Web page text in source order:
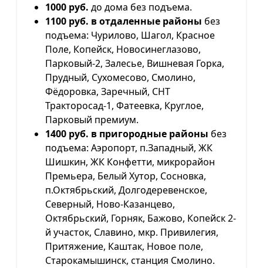
1000 руб. до дома без подъема.
1100 руб. в отдаленные районы без
подъема: Чурилово, Шагол, Красное
Поле, Копейск, Новосинеглазово,
Парковый-2, Залесье, Вишневая Горка,
Прудный, Сухомесово, Смолино,
Фёдоровка, Заречный, СНТ
Тракторосад-1, Фатеевка, Круглое,
Парковый премиум.
1400 руб. в пригородные районы без
подъема: Аэропорт, п.Западный, ЖК
Шишкин, ЖК Конфетти, микрорайон
Премьера, Белый Хутор, Сосновка,
п.Октябрьский, Долгодеревенское,
Северный, Ново-Казанцево,
Октябрьский, Горняк, Бажово, Копейск 2-
й участок, Славино, мкр. Привилегия,
Притяжение, Каштак, Новое поле,
Старокамышинск, станция Смолино.